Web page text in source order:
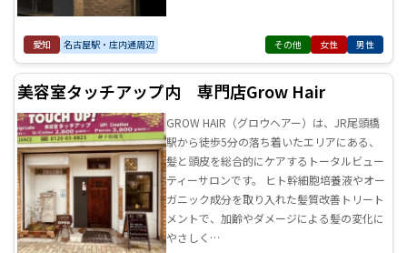
愛知 名古屋駅・庄内通周辺 その他 女性 男性
美容室タッチアップ内 専門店Grow Hair
GROW HAIR（グロウヘアー）は、JR尾頭橋
駅から徒歩5分の落ち着いたエリアにある、
髪と頭皮を総合的にケアするトータルビュー
ティーサロンです。 ヒト幹細胞培養液やオー
ガニック成分を取り入れた髪質改善トリート
メントで、加齢やダメージによる髪の変化に
やさしく…